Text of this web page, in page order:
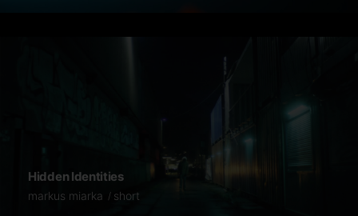
Hidden Identities
markus miarka short